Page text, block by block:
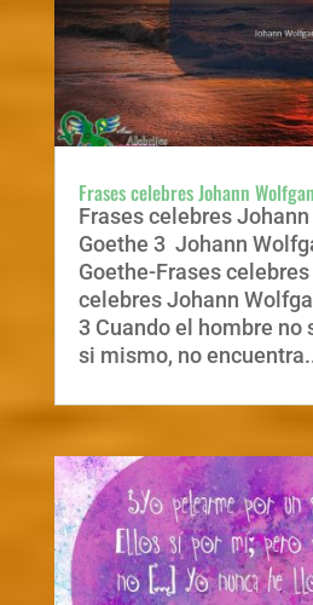
Frases celebres Johann
Frases celebres
Goethe 3 Johann
Goethe-Frases
celebres Johann
3 Cuando el hombre no
si mismo, no